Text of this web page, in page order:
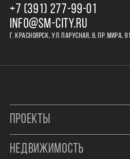
+7 (391) 277‒99‒01
INFO@SM-CITY.RU
Г. КРАСНОЯРСК, УЛ. ПАРУСНАЯ, 8, ПР. МИРА, 91
ПРОЕКТЫ
НЕДВИЖИМОСТЬ